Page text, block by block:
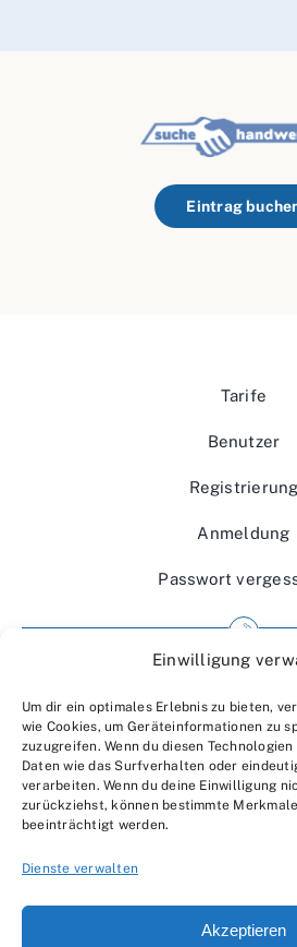
Einwilligung
Um dir ein optimales Erlebnis zu bieten,
wie Cookies, um Geräteinformationen zu
zuzugreifen. Wenn du diesen
Daten wie das Surfverhalten oder
verarbeiten. Wenn du deine Einwilligung
zurückziehst, können bestimmte
beeinträchtigt werden.
Dienste verwalten
Akzeptieren
Eintrag
Tarife
Benutzer
Registrierung
Anmeldung
Passwort
Wir über uns
Kontakt